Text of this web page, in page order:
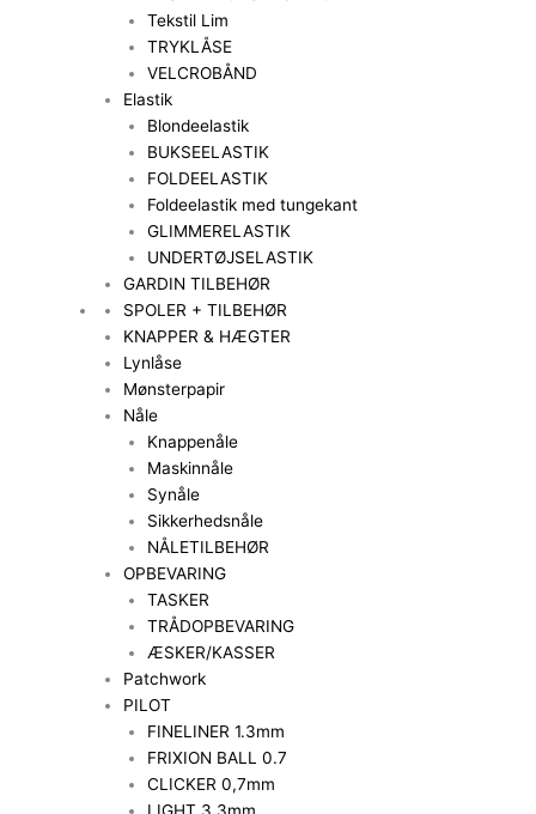
Tekstil Lim
TRYKLÅSE
VELCROBÅND
Elastik
Blondeelastik
BUKSEELASTIK
FOLDEELASTIK
Foldeelastik med tungekant
GLIMMERELASTIK
UNDERTØJSELASTIK
GARDIN TILBEHØR
SPOLER + TILBEHØR
KNAPPER & HÆGTER
Lynlåse
Mønsterpapir
Nåle
Knappenåle
Maskinnåle
Synåle
Sikkerhedsnåle
NÅLETILBEHØR
OPBEVARING
TASKER
TRÅDOPBEVARING
ÆSKER/KASSER
Patchwork
PILOT
FINELINER 1.3mm
FRIXION BALL 0.7
CLICKER 0,7mm
LIGHT 3.3mm